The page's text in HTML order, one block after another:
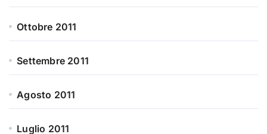
Ottobre 2011
Settembre 2011
Agosto 2011
Luglio 2011